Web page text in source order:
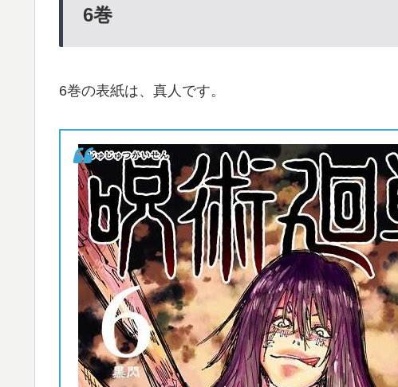
6巻
6巻の表紙は、真人です。